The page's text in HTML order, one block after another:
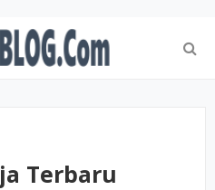
Terbaru